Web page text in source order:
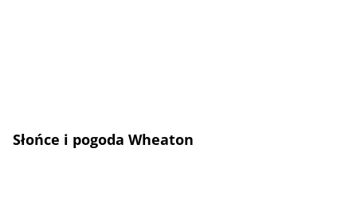
Słońce i pogoda Wheaton